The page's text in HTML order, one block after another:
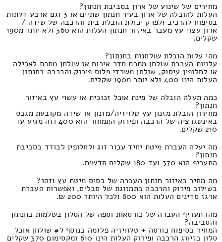
מחירים של שינוע של ארון בסביבת חנתון?
העלות להובלה של ארון בעיר חנתון שתיים או 3 וגם ארבע דלתות
בסיפוח להרכיב ולפרק יכולת הובלת בית והרכבה של שידה /
ארון עצוי עץ מעבר באיזור חנתון העלות הוא 360 ולא יותר מ190
שקלים.
מהי עלות הובלת שולחנות בחנתון?
עלויות העברת שולחן מתכת חדר אירוח או שולחן מתכת לאכילה
או לחלופין עיסוק, שולחן משרדי פלוס פירוק והרכבה בחנתון
העלות הינו 400 ולא יותר מ190 שקלים.
כמה תעלה הובלה של פינת אוכל זכוכית או עשוי עץ באיזור
חנתון?
מחירון הובלת מזנון עץ טלויזיה/מזנון או שידה מקובעת מגבס
באינטגרציה של הרכבה ופירוק התמחור הוא 400 וזה מגיע עד
210 שקלים.
מה יעלה העברת מיטת יחיד עבור זוג ולחלופין לבודד בסביבת
חנתון?
התעריף הוא 370 ועד 180 שקלים חדשים.
מה מחיר באיזור חנתון העברה של בסיס מיטת עץ וזהו?
בשילוב פירוק והרכבה בתמזוגת של סבלים, ואפשרות העברת
ארגז סדינים העלות הוא 600 ולכל היותר 200 ₪.
מהו תעריף העברה של כורסאות וספה של הסלון בשלמות בחנתון
והסביבה?
המחיר בסיפוח כורסה + טלוויזיה פלזמה בנוסף ל# שולחן אוכל
סלון בזיווג הרכבה ופירוק העלות הינו 610 ומקסימום 370 שקלים